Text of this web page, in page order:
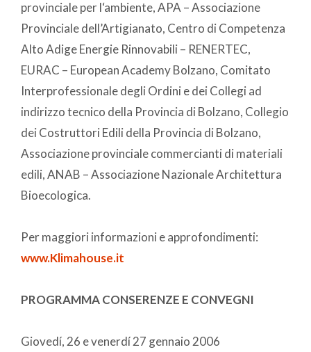
provinciale per l‘ambiente, APA – Associazione
Provinciale dell’Artigianato, Centro di Competenza
Alto Adige Energie Rinnovabili – RENERTEC,
EURAC – European Academy Bolzano, Comitato
Interprofessionale degli Ordini e dei Collegi ad
indirizzo tecnico della Provincia di Bolzano, Collegio
dei Costruttori Edili della Provincia di Bolzano,
Associazione provinciale commercianti di materiali
edili, ANAB – Associazione Nazionale Architettura
Bioecologica.
Per maggiori informazioni e approfondimenti:
www.Klimahouse.it
PROGRAMMA CONSERENZE E CONVEGNI
Giovedí, 26 e venerdí 27 gennaio 2006